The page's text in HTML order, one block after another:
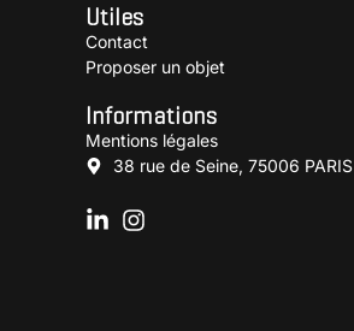
Utiles
Contact
Proposer un objet
Informations
Mentions légales
38 rue de Seine, 75006 PARIS